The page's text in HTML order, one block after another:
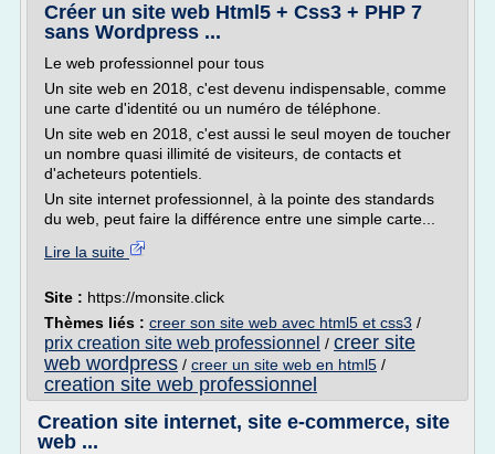
Créer un site web Html5 + Css3 + PHP 7
sans Wordpress ...
Le web professionnel pour tous
Un site web en 2018, c'est devenu indispensable, comme
une carte d'identité ou un numéro de téléphone.
Un site web en 2018, c'est aussi le seul moyen de toucher
un nombre quasi illimité de visiteurs, de contacts et
d'acheteurs potentiels.
Un site internet professionnel, à la pointe des standards
du web, peut faire la différence entre une simple carte...
Lire la suite
Site : https://monsite.click
Thèmes liés : creer son site web avec html5 et css3 /
prix creation site web professionnel / creer site
web wordpress / creer un site web en html5 /
creation site web professionnel
Creation site internet, site e-commerce, site
web ...